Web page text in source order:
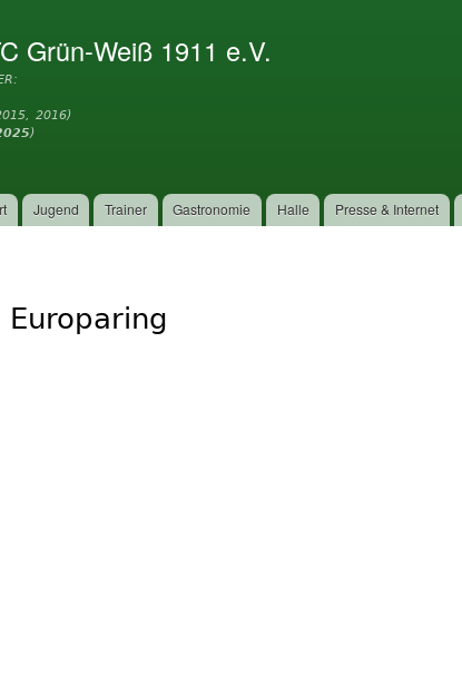
Inhalt
Grün-Weiß 1911 e.V.
2016)
)
Jugend Trainer Gastronomie Halle Presse & Internet